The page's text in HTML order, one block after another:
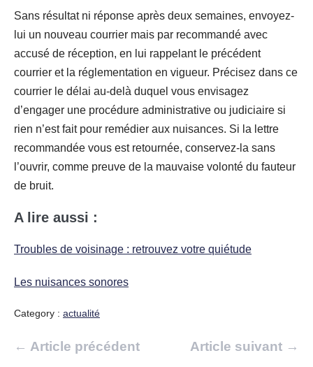
Sans résultat ni réponse après deux semaines, envoyez-
lui un nouveau courrier mais par recommandé avec
accusé de réception, en lui rappelant le précédent
courrier et la réglementation en vigueur. Précisez dans ce
courrier le délai au-delà duquel vous envisagez
d’engager une procédure administrative ou judiciaire si
rien n’est fait pour remédier aux nuisances. Si la lettre
recommandée vous est retournée, conservez-la sans
l’ouvrir, comme preuve de la mauvaise volonté du fauteur
de bruit.
A lire aussi :
Troubles de voisinage : retrouvez votre quiétude
Les nuisances sonores
Category : actualité
Navigation
← Article précédent Article suivant →